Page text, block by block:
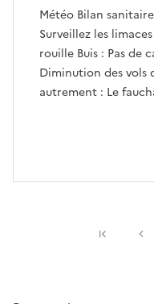
Météo Bilan
Surveillez les
rouille Buis : Pas de
Diminution des vols
autrement : Le